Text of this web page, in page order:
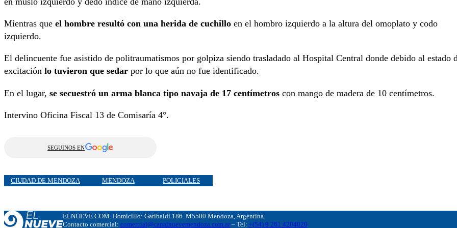
Mientras que el hombre resultó con una herida de cuchillo en el hombro izquierdo a la altura del omoplato y codo
izquierdo.
El delincuente fue asistido de politraumatismos por golpiza siendo trasladado al Hospital Central donde debido al estado
excitación lo tuvieron que sedar por lo que aún no fue identificado.
En el lugar, se secuestró un arma blanca tipo navaja de 17 centímetros con mango de madera de 10 centímetros.
Intervino Oficina Fiscal 13 de Comisaría 4°.
SEGUINOS EN
CIUDAD DE MENDOZA MENDOZA POLICIALES
ELNUEVE.COM. Domicillo: Garibaldi 186. M5500 Mendoza, Argentina.
Contacto comercial: comercial@canalnuevemendoza.com.ar– Tel: +(54) 9 261 4204020